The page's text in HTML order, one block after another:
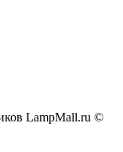
LampMall.ru ©